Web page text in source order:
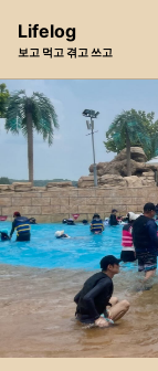
navigation
Lifelog
보고 먹고 겪고 쓰고